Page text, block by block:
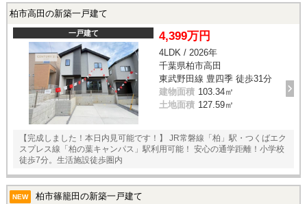
柏市高田の新築一戸建て
一戸建て 4,399万円
4LDK / 2026年
千葉県柏市高田
東武野田線 豊四季 徒歩31分
建物面積 103.34㎡
土地面積 127.59㎡
【完成しました！本日内見可能です！】 JR常磐線「柏」駅・つくばエク
スプレス線「柏の葉キャンパス」駅利用可能！ 安心の通学距離！小学校
徒歩7分。生活施設徒歩圏内
NEW 柏市篠籠田の新築一戸建て